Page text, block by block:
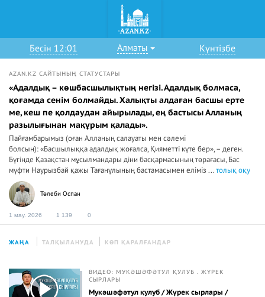
Бесін 12:01 Алматы Күнтізбе
AZAN.KZ САЙТЫНЫҢ СТАТУСТАРЫ
«Адалдық – көшбасшылықтың негізі. Адалдық болмаса,
қоғамда сенім болмайды. Халықты алдаған басшы ерте
ме, кеш пе қолдаудан айырылады, ең бастысы Алланың
разылығынан мақұрым қалады».
Пайғамбарымыз (оған Алланың салауаты мен сәлемі
болсын): «Басшылыққа адалдық жоғалса, Қияметті күте бер», – деген.
Бүгінде Қазақстан мұсылмандары діни басқармасының төрағасы, Бас
мүфти Наурызбай қажы Тағанұлының бастамасымен еліміз ...толық оқу
Төлеби Оспан
1 мау. 2026 1 139 0
ЖАҢА ТАЛҚЫЛАНУДА КӨП ҚАРАЛҒАНДАР
ВИДЕО: МУКӘШӘФӘТУЛ ҚУЛУБ . ЖҮРЕК
СЫРЛАРЫ
Мукәшәфәтул қулуб / Жүрек сырлары /